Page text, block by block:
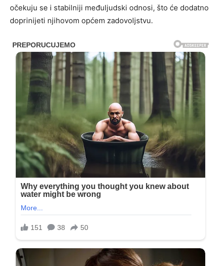
očekuju se i stabilniji međuljudski odnosi, što će dodatno
doprinijeti njihovom općem zadovoljstvu.